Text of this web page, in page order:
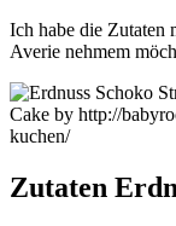
Ich habe die Zutaten
Averie nehmem
Zutaten